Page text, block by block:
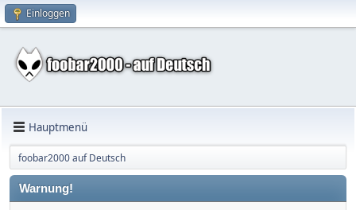
Einloggen
Hauptmenü
foobar2000 auf Deutsch
Warnung!